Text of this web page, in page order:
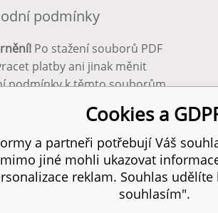
podmínky
Po stažení souborů PDF
platby ani jinak měnit
podmínky k těmto souborům.
práva vyhrazena.
Cookies a
a partneři potřebují Váš
jiné mohli ukazovat
reklam. Souhlas
souhlasím".